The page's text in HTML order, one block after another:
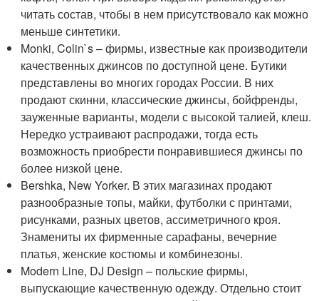
читать состав, чтобы в нем присутствовало как можно
меньше синтетики.
Monki, Colin`s – фирмы, известные как производители
качественных джинсов по доступной цене. Бутики
представлены во многих городах России. В них
продают скинни, классические джинсы, бойфренды,
зауженные варианты, модели с высокой талией, клеш.
Нередко устраивают распродажи, тогда есть
возможность приобрести понравившиеся джинсы по
более низкой цене.
Bershka, New Yorker. В этих магазинах продают
разнообразные топы, майки, футболки с принтами,
рисунками, разных цветов, ассиметричного кроя.
Знамениты их фирменные сарафаны, вечерние
платья, женские костюмы и комбинезоны.
Modern Line, DJ Design – польские фирмы,
выпускающие качественную одежду. Отдельно стоит